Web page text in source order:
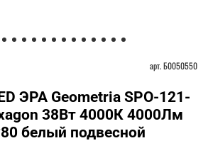
арт.Б0050550
ЭРА Geometria SPO-121-
38Вт 4000К 4000Лм
белый подвесной